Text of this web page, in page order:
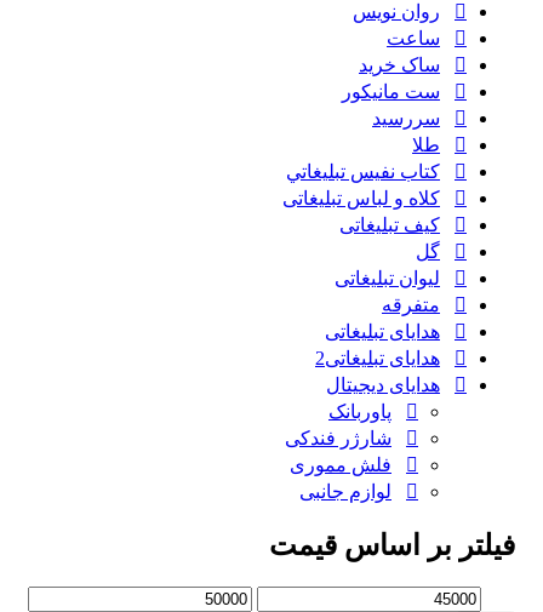
روان نويس
ساعت
ساک خرید
ست مانيكور
سررسید
طلا
كتاب نفيس تبليغاتي
کلاه و لباس تبلیغاتی
کیف تبلیغاتی
گل
لیوان تبلیغاتی
متفرقه
هدایای تبلیغاتی
هدایای تبلیغاتی2
هدایای دیجیتال
پاوربانک
شارژر فندکی
فلش مموری
لوازم جانبی
فیلتر بر اساس قیمت
حداقل
حداكثر